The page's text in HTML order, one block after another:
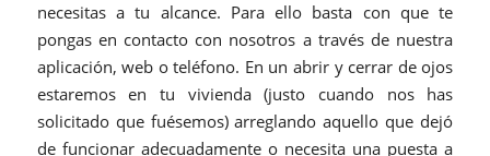
necesitas a tu alcance. Para ello basta con que te
pongas en contacto con nosotros a través de nuestra
aplicación, web o teléfono. En un abrir y cerrar de ojos
estaremos en tu vivienda (justo cuando nos has
solicitado que fuésemos) arreglando aquello que dejó
de funcionar adecuadamente o necesita una puesta a